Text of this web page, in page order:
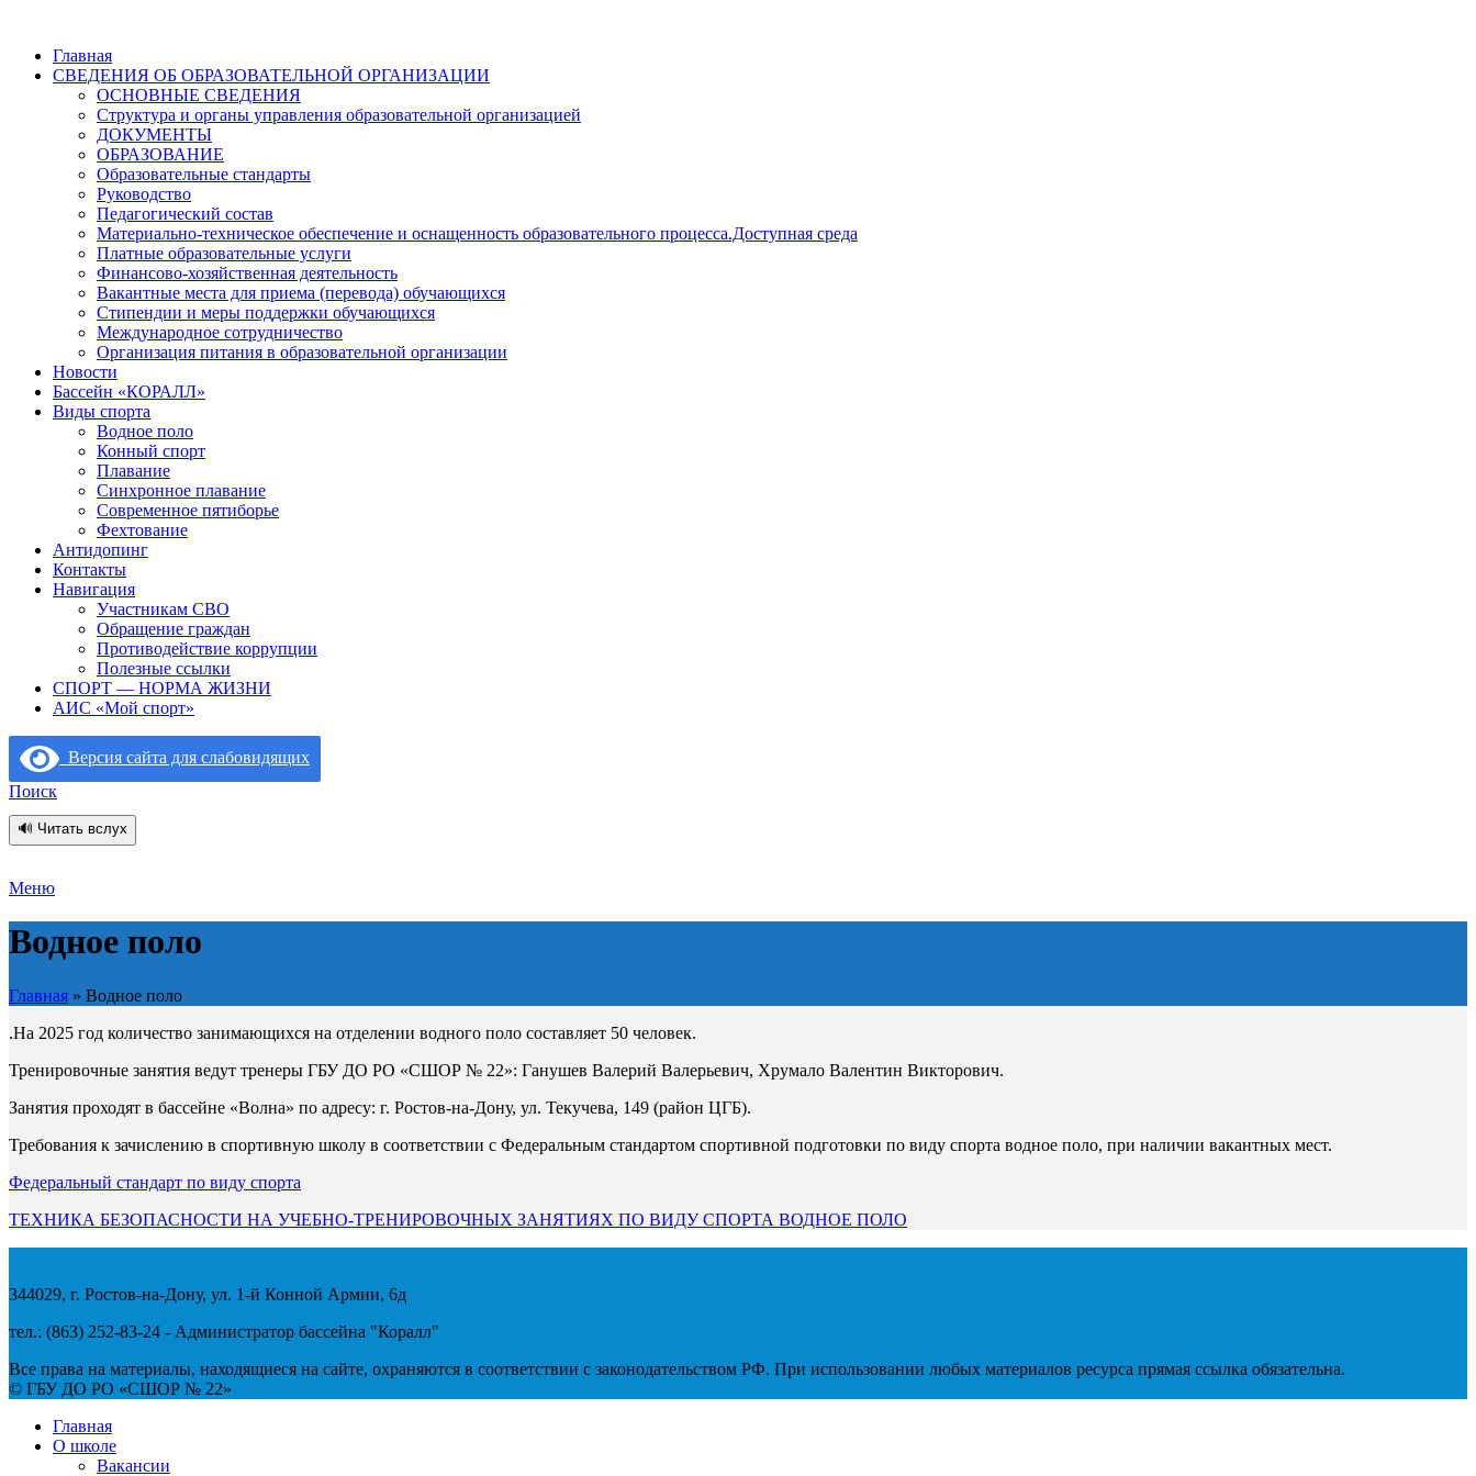
Главная
СВЕДЕНИЯ ОБ ОБРАЗОВАТЕЛЬНОЙ ОРГАНИЗАЦИИ
ОСНОВНЫЕ СВЕДЕНИЯ
Структура и органы управления образовательной организацией
ДОКУМЕНТЫ
ОБРАЗОВАНИЕ
Образовательные стандарты
Руководство
Педагогический состав
Материально-техническое обеспечение и оснащенность образовательного процесса.Доступная среда
Платные образовательные услуги
Финансово-хозяйственная деятельность
Вакантные места для приема (перевода) обучающихся
Стипендии и меры поддержки обучающихся
Международное сотрудничество
Организация питания в образовательной организации
Новости
Бассейн «КОРАЛЛ»
Виды спорта
Водное поло
Конный спорт
Плавание
Синхронное плавание
Современное пятиборье
Фехтование
Антидопинг
Контакты
Навигация
Участникам СВО
Обращение граждан
Противодействие коррупции
Полезные ссылки
СПОРТ — НОРМА ЖИЗНИ
АИС «Мой спорт»
Версия сайта для слабовидящих
Поиск
🔊 Читать вслух
Меню
Водное поло
Главная » Водное поло
.На 2025 год количество занимающихся на отделении водного поло составляет 50 человек.
Тренировочные занятия ведут тренеры ГБУ ДО РО «СШОР № 22»: Ганушев Валерий Валерьевич, Хрумало Валентин Викторович.
Занятия проходят в бассейне «Волна» по адресу: г. Ростов-на-Дону, ул. Текучева, 149 (район ЦГБ).
Требования к зачислению в спортивную школу в соответствии с Федеральным стандартом спортивной подготовки по виду спорта водное поло, при наличии вакантных мест.
Федеральный стандарт по виду спорта
ТЕХНИКА БЕЗОПАСНОСТИ НА УЧЕБНО-ТРЕНИРОВОЧНЫХ ЗАНЯТИЯХ ПО ВИДУ СПОРТА ВОДНОЕ ПОЛО
344029, г. Ростов-на-Дону, ул. 1-й Конной Армии, 6д
тел.: (863) 252-83-24 - Администратор бассейна "Коралл"
Все права на материалы, находящиеся на сайте, охраняются в соответствии с законодательством РФ. При использовании любых материалов ресурса прямая ссылка обязательна.
© ГБУ ДО РО «СШОР № 22»
Главная
О школе
Вакансии